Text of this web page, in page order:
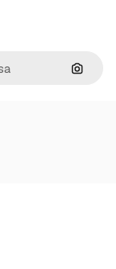
Cerca